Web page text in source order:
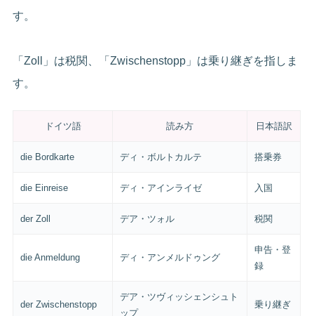
す。
「Zoll」は税関、「Zwischenstopp」は乗り継ぎを指しま
す。
ドイツ語 読み方 日本語訳
die Bordkarte ディ・ボルトカルテ 搭乗券
die Einreise ディ・アインライゼ 入国
der Zoll デア・ツォル 税関
die Anmeldung ディ・アンメルドゥング
申告・登
録
der Zwischenstopp
デア・ツヴィッシェンシュト
ップ
乗り継ぎ